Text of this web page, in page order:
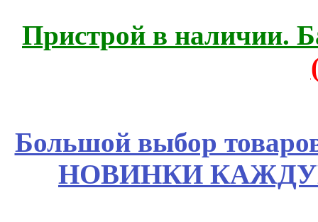
Пристрой в наличии.
Большой выбор
НОВИНКИ